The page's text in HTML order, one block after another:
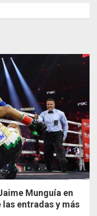
Munguía en
entradas y más